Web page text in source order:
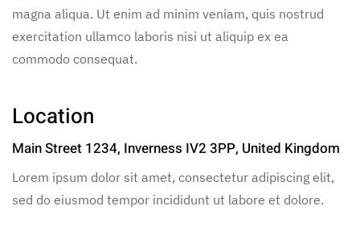
magna aliqua. Ut enim ad minim veniam, quis nostrud
exercitation ullamco laboris nisi ut aliquip ex ea
commodo consequat.
Location
Main Street 1234, Inverness IV2 3PP, United Kingdom
Lorem ipsum dolor sit amet, consectetur adipiscing elit,
sed do eiusmod tempor incididunt ut labore et dolore.